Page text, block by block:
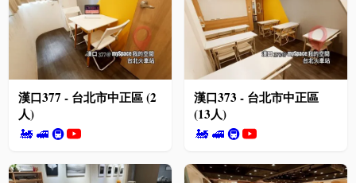
漢口377 - 台北市中正區 (2
人)
🚂 🚅 🚇
漢口373 - 台北市中正區
(13人)
🚂 🚅🚇